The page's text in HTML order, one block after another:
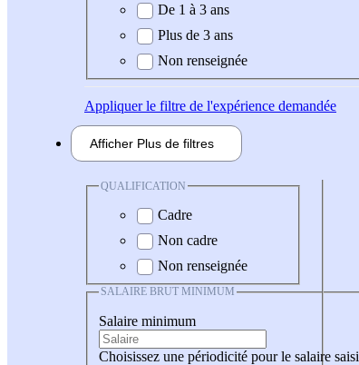
De 1 à 3 ans
Plus de 3 ans
Non renseignée
Appliquerle filtre de l'expérience demandée
Afficher Plus de filtres
QUALIFICATION
Cadre
Non cadre
Non renseignée
SALAIRE BRUT MINIMUM
Salaire minimum
Choisissez une périodicité pour le salaire saisi